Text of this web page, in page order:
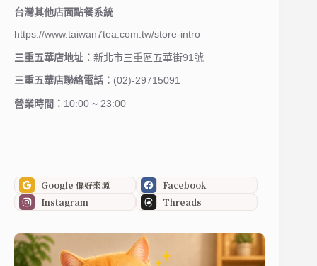
台灣其他店面點餐系統
https://www.taiwan7tea.com.tw/store-intro
三重五華店地址： 新北市三重區五華街91號
三重五華店聯絡電話： (02)-29715091
營業時間： 10:00 ~ 23:00
Google 偏好來源
Facebook
Instagram
Threads